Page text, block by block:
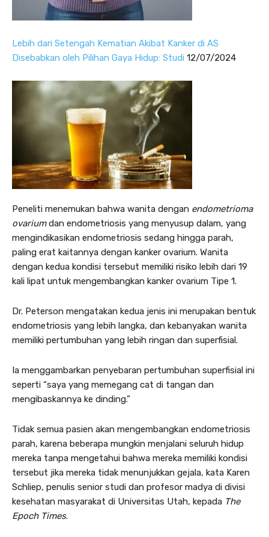
Lebih dari Setengah Kematian Akibat Kanker di AS
Disebabkan oleh Pilihan Gaya Hidup: Studi 12/07/2024
Peneliti menemukan bahwa wanita dengan endometrioma
ovariumdan endometriosis yang menyusup dalam, yang
mengindikasikan endometriosis sedang hingga parah,
paling erat kaitannya dengan kanker ovarium. Wanita
dengan kedua kondisi tersebut memiliki risiko lebih dari 19
kali lipat untuk mengembangkan kanker ovarium Tipe 1.
Dr. Peterson mengatakan kedua jenis ini merupakan bentuk
endometriosis yang lebih langka, dan kebanyakan wanita
memiliki pertumbuhan yang lebih ringan dan superfisial.
Ia menggambarkan penyebaran pertumbuhan superfisial ini
seperti “saya yang memegang cat di tangan dan
mengibaskannya ke dinding.”
Tidak semua pasien akan mengembangkan endometriosis
parah, karena beberapa mungkin menjalani seluruh hidup
mereka tanpa mengetahui bahwa mereka memiliki kondisi
tersebut jika mereka tidak menunjukkan gejala, kata Karen
Schliep, penulis senior studi dan profesor madya di divisi
kesehatan masyarakat di Universitas Utah, kepada The
Epoch Times.